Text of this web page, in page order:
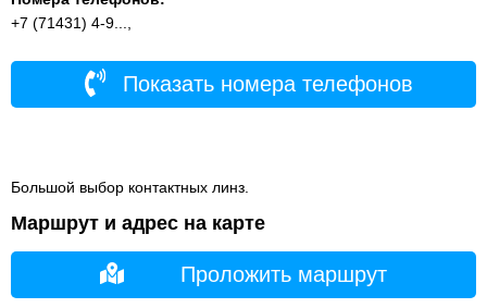
+7 (71431) 4-9...,
Показать номера телефонов
Большой выбор контактных линз.
Маршрут и адрес на карте
Проложить маршрут